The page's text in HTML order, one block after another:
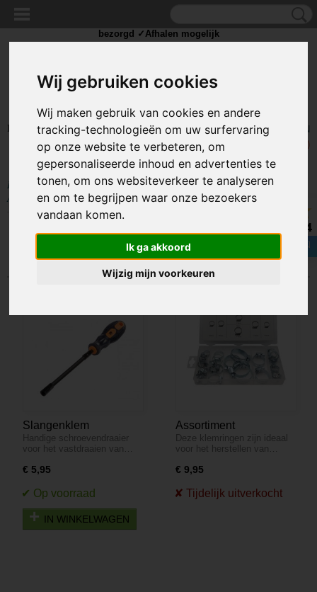
Wij gebruiken cookies
Wij maken gebruik van cookies en andere
tracking-technologieën om uw surfervaring
op onze website te verbeteren, om
gepersonaliseerde inhoud en advertenties te
tonen, om ons websiteverkeer te analyseren
en om te begrijpen waar onze bezoekers
vandaan komen.
Ik ga akkoord
Wijzig mijn voorkeuren
Inloggen Registreren
UW WINKELWAGEN
(0)
Home >IJZERWAREN> SLANGKLEMMEN>SLANGKLEMMEN
ACCESSOIRES
Slangenklem
Schroevendraaier M7 -
Flexibele Hals en Soft-
grip
Handige schroevendraaier
voor het vastdraaien van…
€ 5,95
IN WINKELWAGEN
Assortiment
slangenklemmen - 26-
delig
Deze klemringen zijn ideaal
voor het herstellen van…
€ 9,95
bezorgd ✓Afhalen mogelijk
8.4